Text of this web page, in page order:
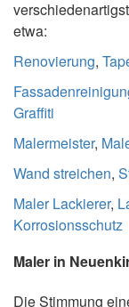
etwa:
Renovierung,
Graffiti
Malermeister,
Wand streichen,
Maler Lackierer,
Korrosionsschutz
Maler in
Die Stimmung